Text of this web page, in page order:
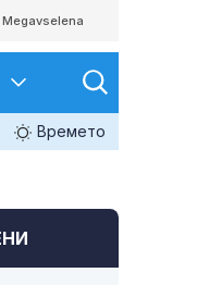
Megavselena
Времето